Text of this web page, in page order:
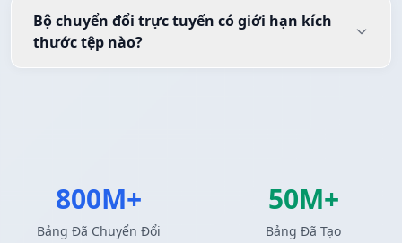
Bộ chuyển đổi trực tuyến có giới hạn kích
thước tệp nào?
800M+
Bảng Đã Chuyển Đổi
50M+
Bảng Đã Tạo